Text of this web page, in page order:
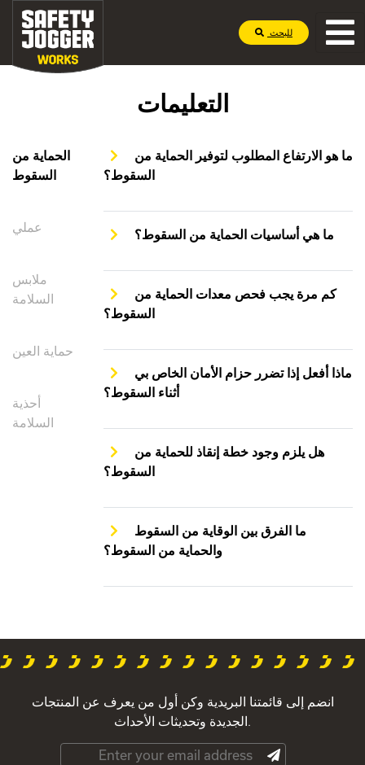
للبحث
التعليمات
الحماية من
السقوط
عملي
ملابس
السلامة
حماية العين
أحذية
السلامة
ما هو الارتفاع المطلوب لتوفير الحماية من
السقوط؟
ما هي أساسيات الحماية من السقوط؟
كم مرة يجب فحص معدات الحماية من
السقوط؟
ماذا أفعل إذا تضرر حزام الأمان الخاص بي
أثناء السقوط؟
هل يلزم وجود خطة إنقاذ للحماية من
السقوط؟
ما الفرق بين الوقاية من السقوط
والحماية من السقوط؟
انضم إلى قائمتنا البريدية وكن أول من يعرف عن المنتجات
الجديدة وتحديثات الأحداث.